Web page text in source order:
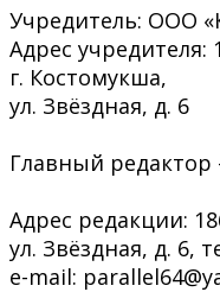
Учредитель: ООО
Адрес учредителя:
г. Костомукша,
ул. Звёздная, д. 6
Главный
Адрес редакции:
ул. Звёздная, д. 6,
e-mail: